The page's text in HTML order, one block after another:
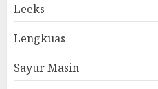
Leeks
Lengkuas
Sayur Masin